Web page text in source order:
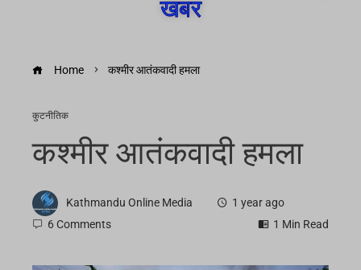
खबर
Home कश्मीर आतंकवादी हमला
कुटनीतिक
कश्मीर आतंकवादी हमला
Kathmandu Online Media
1 year ago
6 Comments
1 Min Read